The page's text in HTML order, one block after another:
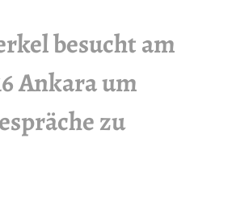
besucht am
Ankara um
zu